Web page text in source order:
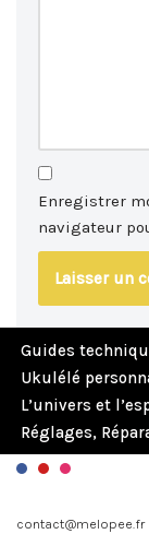
Enregistrer
navigateur
Guides
Ukulélé
L’univers et
Réglages,
contact@melopee.fr